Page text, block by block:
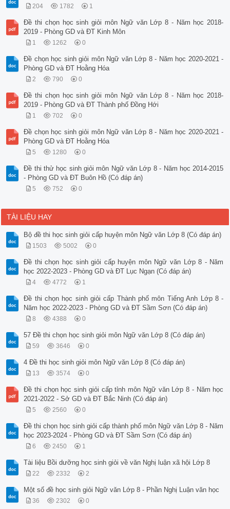
204 1782 1
Đề thi chọn học sinh giỏi môn Ngữ văn Lớp 8 - Năm học 2018-
2019 - Phòng GD và ĐT Kinh Môn
1 1262 0
Đề chọn học sinh giỏi môn Ngữ văn Lớp 8 - Năm học 2020-2021 -
Phòng GD và ĐT Hoằng Hóa
2 790 0
Đề thi chọn học sinh giỏi môn Ngữ văn Lớp 8 - Năm học 2018-
2019 - Phòng GD và ĐT Thành phố Đồng Hới
1 702 0
Đề chọn học sinh giỏi môn Ngữ văn Lớp 8 - Năm học 2020-2021 -
Phòng GD và ĐT Hoằng Hóa
5 1280 0
Đề thi thử học sinh giỏi môn Ngữ văn Lớp 8 - Năm học 2014-2015
- Phòng GD và ĐT Buôn Hồ (Có đáp án)
5 752 0
TÀI LIỆU HAY
Bộ đề thi học sinh giỏi cấp huyện môn Ngữ văn Lớp 8 (Có đáp án)
1503 5002 0
Đề thi chọn học sinh giỏi cấp huyện môn Ngữ văn Lớp 8 - Năm
học 2022-2023 - Phòng GD và ĐT Lục Ngạn (Có đáp án)
4 4772 1
Đề thi chọn học sinh giỏi cấp Thành phố môn Tiếng Anh Lớp 8 -
Năm học 2022-2023 - Phòng GD và ĐT Sầm Sơn (Có đáp án)
8 4388 0
57 Đề thi chọn học sinh giỏi môn Ngữ văn Lớp 8 (Có đáp án)
59 3646 0
4 Đề thi học sinh giỏi môn Ngữ văn Lớp 8 (Có đáp án)
13 3574 0
Đề thi chọn học sinh giỏi cấp tỉnh môn Ngữ văn Lớp 8 - Năm học
2021-2022 - Sở GD và ĐT Bắc Ninh (Có đáp án)
5 2560 0
Đề thi chọn học sinh giỏi cấp thành phố môn Ngữ văn Lớp 8 - Năm
học 2023-2024 - Phòng GD và ĐT Sầm Sơn (Có đáp án)
6 2450 1
Tài liệu Bồi dưỡng học sinh giỏi về văn Nghị luận xã hội Lớp 8
22 2332 2
Một số đề học sinh giỏi Ngữ văn Lớp 8 - Phần Nghị Luận văn học
36 2302 0